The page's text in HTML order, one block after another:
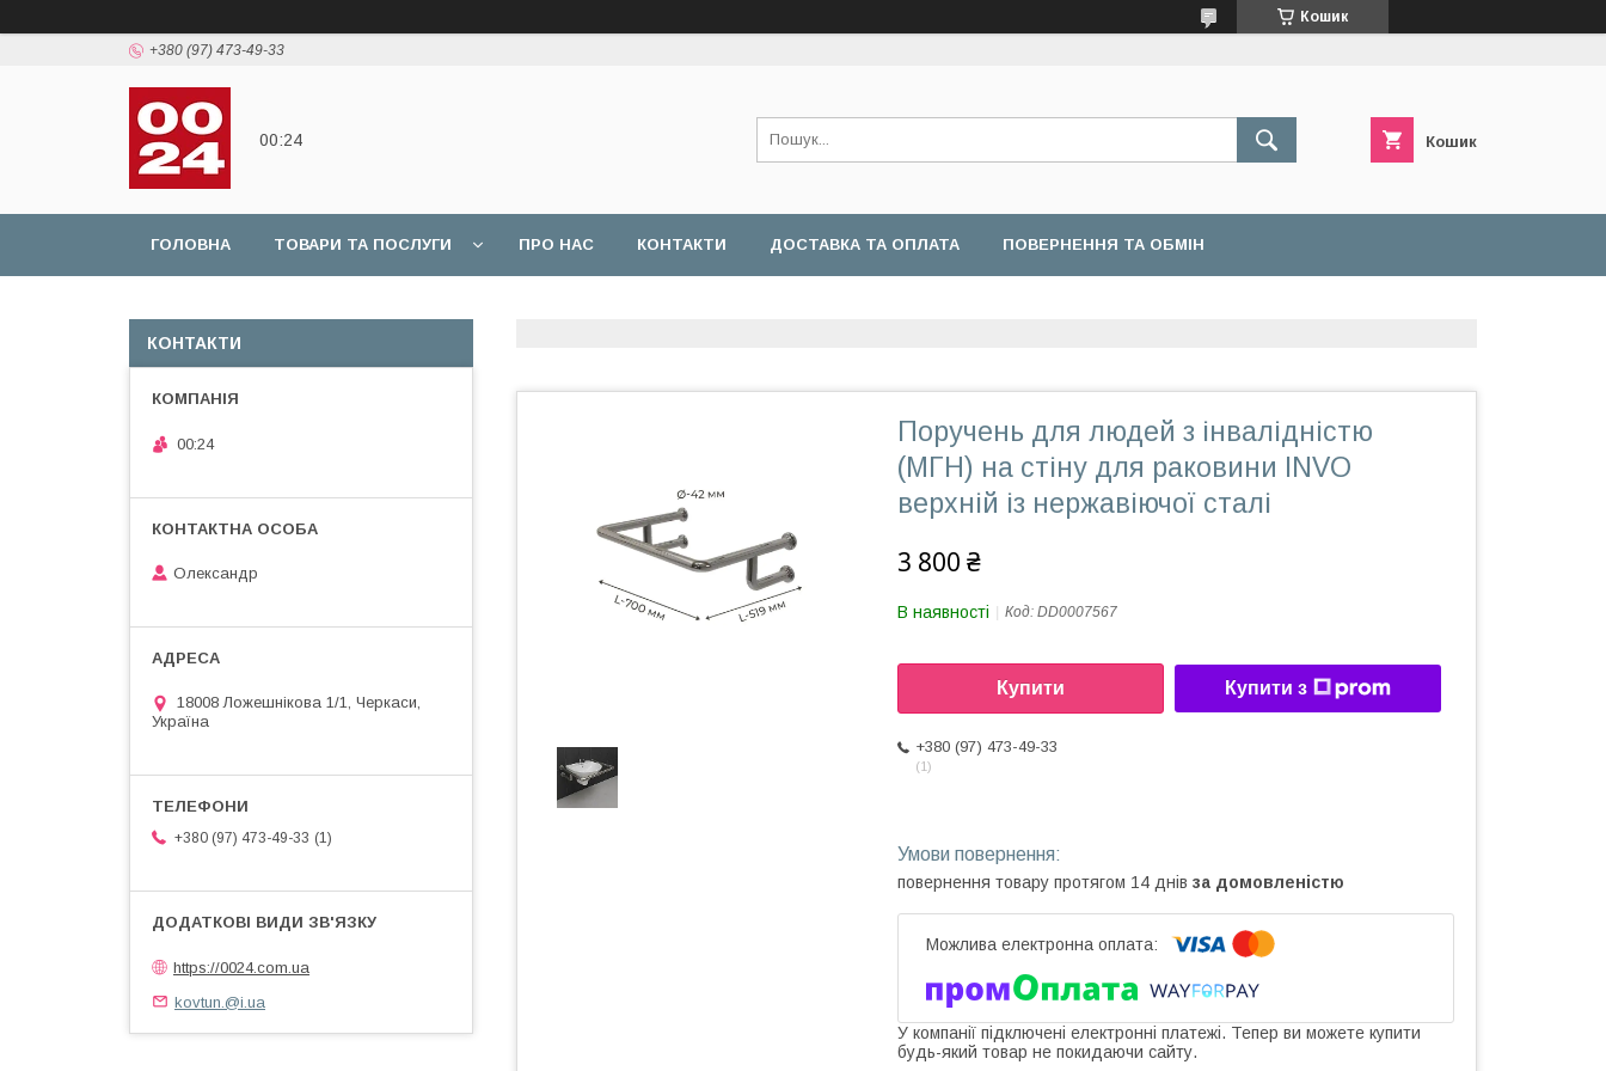
Кошик
+380 (97) 473-49-33
00:24 Кошик
ГОЛОВНА ТОВАРИ ТА ПОСЛУГИ ПРО НАС КОНТАКТИ ДОСТАВКА ТА ОПЛАТА ПОВЕРНЕННЯ ТА ОБМІН
Поручень для людей з інвалідністю
(МГН) на стіну для раковини INVO
верхній із нержавіючої сталі
3 800 ₴
В наявності Код: DD0007567
Купити Купити з
+380 (97) 473-49-33
1
повернення товару протягом 14 днів за домовленістю
У компанії підключені електронні платежі. Тепер ви можете купити
будь-який товар не покидаючи сайту.
КОНТАКТИ
00:24
Олександр
18008 Ложешнікова 1/1, Черкаси,
Україна
+380 (97) 473-49-33 1
https://0024.com.ua
kovtun.@i.ua